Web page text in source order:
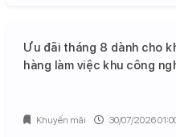
Ưu đãi tháng 8 dành cho
hàng làm việc khu công
Khuyến mãi 30/07/2026